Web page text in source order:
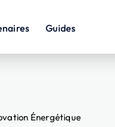
Guides
Énergétique